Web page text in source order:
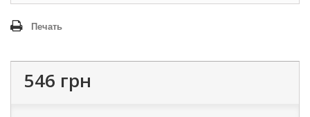
Печать
546 грн